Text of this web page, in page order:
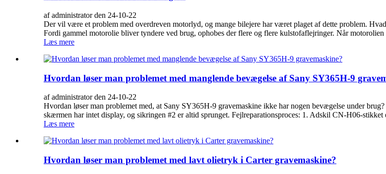
af administrator den 24-10-22
Der vil være et problem med overdreven motorlyd, og mange bilejere har været plaget af dette problem.
Fordi gammel motorolie bliver tyndere ved brug, ophobes der flere og flere kulstofaflejringer. Når motorolien
Læs mere
Hvordan løser man problemet med manglende bevægelse af Sany SY365H-9
af administrator den 24-10-22
Hvordan løser man problemet med, at Sany SY365H-9 gravemaskine ikke har nogen bevægelse under
skærmen har intet display, og sikringen #2 er altid sprunget. Fejlreparationsproces: 1. Adskil CN-H06-stikket
Læs mere
Hvordan løser man problemet med lavt olietryk i Carter gravemaskine?